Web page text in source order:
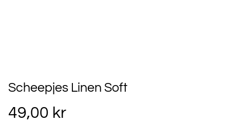
Scheepjes Linen Soft
49,00 kr